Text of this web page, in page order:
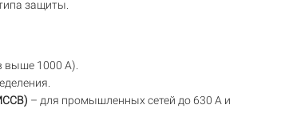
защиты.
выше 1000 А).
– для промышленных сетей до 630 А и